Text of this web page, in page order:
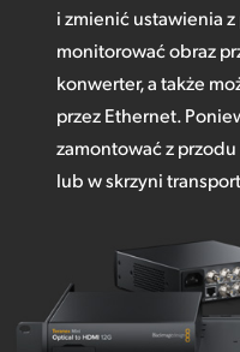
i zmienić ustawienia
monitorować obraz
konwerter, a także
przez Ethernet.
zamontować z
lub w skrzyni